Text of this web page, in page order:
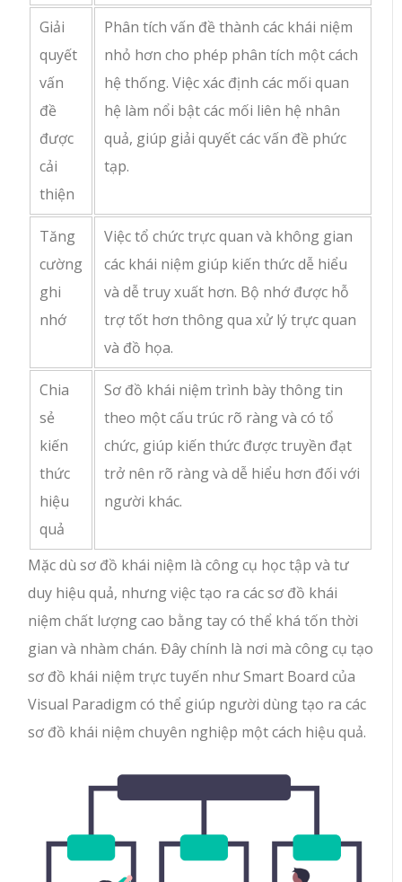
Giải
quyết
vấn
đề
được
cải
thiện
Phân tích vấn đề thành các khái niệm
nhỏ hơn cho phép phân tích một cách
hệ thống. Việc xác định các mối quan
hệ làm nổi bật các mối liên hệ nhân
quả, giúp giải quyết các vấn đề phức
tạp.
Tăng
cường
ghi
nhớ
Việc tổ chức trực quan và không gian
các khái niệm giúp kiến thức dễ hiểu
và dễ truy xuất hơn. Bộ nhớ được hỗ
trợ tốt hơn thông qua xử lý trực quan
và đồ họa.
Chia
sẻ
kiến
thức
hiệu
quả
Sơ đồ khái niệm trình bày thông tin
theo một cấu trúc rõ ràng và có tổ
chức, giúp kiến thức được truyền đạt
trở nên rõ ràng và dễ hiểu hơn đối với
người khác.
Mặc dù sơ đồ khái niệm là công cụ học tập và tư
duy hiệu quả, nhưng việc tạo ra các sơ đồ khái
niệm chất lượng cao bằng tay có thể khá tốn thời
gian và nhàm chán. Đây chính là nơi mà công cụ tạo
sơ đồ khái niệm trực tuyến như Smart Board của
Visual Paradigm có thể giúp người dùng tạo ra các
sơ đồ khái niệm chuyên nghiệp một cách hiệu quả.